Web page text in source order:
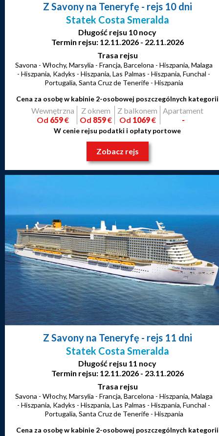
Z Savony na Teneryfę - rejs 10 dni
Statek Costa Smeralda
Długość rejsu 10 nocy
Termin rejsu: 12.11.2026 - 22.11.2026
Trasa rejsu
Savona - Włochy, Marsylia - Francja, Barcelona - Hiszpania, Malaga
- Hiszpania, Kadyks - Hiszpania, Las Palmas - Hiszpania, Funchal -
Portugalia, Santa Cruz de Tenerife - Hiszpania
Cena za osobę w kabinie 2-osobowej poszczególnych kategorii
Wewnętrzna
Od 659€
Z oknem
Od 859€
Z balkonem
Od 1069€
Apartament
-
W cenie rejsu podatki i opłaty portowe
Zobacz rejs
Z Savony na Teneryfę - rejs 11 dni
Statek Costa Smeralda
Długość rejsu 11 nocy
Termin rejsu: 12.11.2026 - 23.11.2026
Trasa rejsu
Savona - Włochy, Marsylia - Francja, Barcelona - Hiszpania, Malaga
- Hiszpania, Kadyks - Hiszpania, Las Palmas - Hiszpania, Funchal -
Portugalia, Santa Cruz de Tenerife - Hiszpania
Cena za osobę w kabinie 2-osobowej poszczególnych kategorii